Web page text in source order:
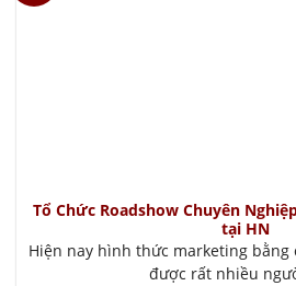
Tổ Chức Roadshow Chuyên
tại HN
Hiện nay hình thức marketing bằng
được rất nhiều